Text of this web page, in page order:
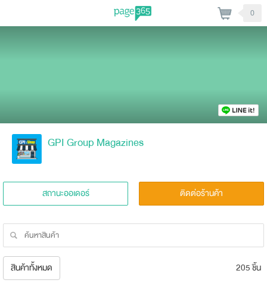
0
GPI Group Magazines
สถานะออเดอร์ ติดต่อร้านค้า
สินค้าทั้งหมด 205 ชิ้น